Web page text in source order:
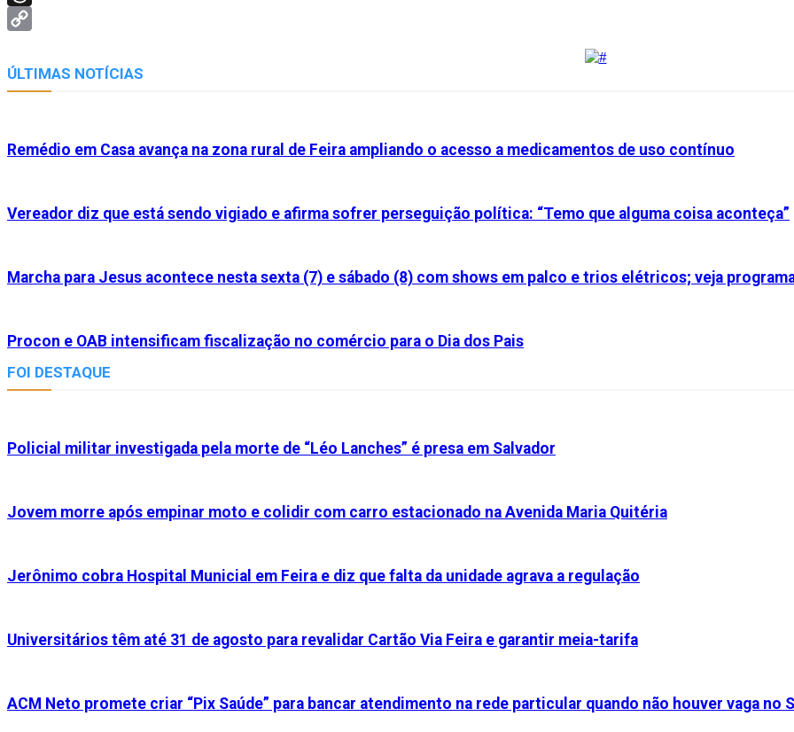
Threads
Link
ÚLTIMAS NOTÍCIAS
Remédio em Casa avança na zona rural de Feira ampliando o acesso a medicamentos de uso contínuo
Vereador diz que está sendo vigiado e afirma sofrer perseguição política: “Temo que alguma coisa aconteça”
Marcha para Jesus acontece nesta sexta (7) e sábado (8) com shows em palco e trios elétricos; veja
Procon e OAB intensificam fiscalização no comércio para o Dia dos Pais
FOI DESTAQUE
Policial militar investigada pela morte de “Léo Lanches” é presa em Salvador
Jovem morre após empinar moto e colidir com carro estacionado na Avenida Maria Quitéria
Jerônimo cobra Hospital Municial em Feira e diz que falta da unidade agrava a regulação
Universitários têm até 31 de agosto para revalidar Cartão Via Feira e garantir meia-tarifa
ACM Neto promete criar “Pix Saúde” para bancar atendimento na rede particular quando não houver vaga no